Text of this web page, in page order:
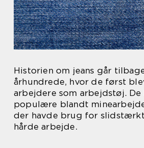
Historien om jeans går
århundrede, hvor de først
arbejdere som arbejdstøj.
populære blandt
der havde brug for
hårde arbejde.